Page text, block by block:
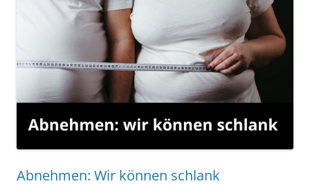
Abnehmen: Wir können schlank